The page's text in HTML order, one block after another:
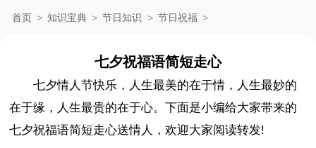
首页 > 知识宝典 > 节日知识 > 节日祝福 >
七夕祝福语简短走心
七夕情人节快乐，人生最美的在于情，人生最妙的
在于缘，人生最贵的在于心。下面是小编给大家带来的
七夕祝福语简短走心送情人，欢迎大家阅读转发!